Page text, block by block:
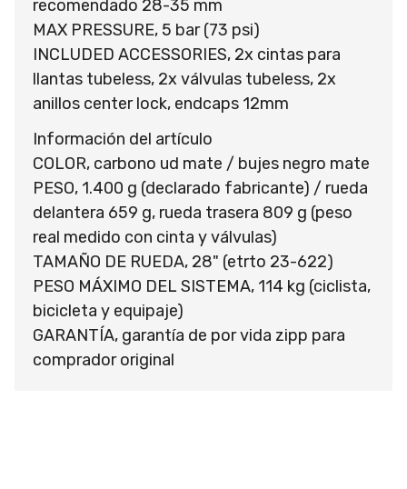
recomendado 28-35 mm
MAX PRESSURE, 5 bar (73 psi)
INCLUDED ACCESSORIES, 2x cintas para
llantas tubeless, 2x válvulas tubeless, 2x
anillos center lock, endcaps 12mm
Información del artículo
COLOR, carbono ud mate / bujes negro mate
PESO, 1.400 g (declarado fabricante) / rueda
delantera 659 g, rueda trasera 809 g (peso
real medido con cinta y válvulas)
TAMAÑO DE RUEDA, 28" (etrto 23-622)
PESO MÁXIMO DEL SISTEMA, 114 kg (ciclista,
bicicleta y equipaje)
GARANTÍA, garantía de por vida zipp para
comprador original